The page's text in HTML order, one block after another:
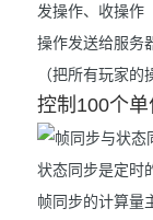
发操作、收操作
操作发送给服务
（把所有玩家的
控制100个单
状态同步是定时
帧同步的计算量